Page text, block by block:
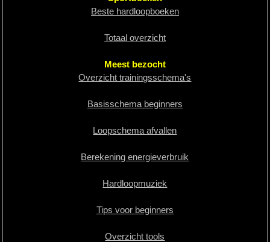
Beste hardloopboeken
Totaal overzicht
Meest bezocht
Overzicht trainingsschema's
Basisschema beginners
Loopschema afvallen
Berekening energieverbruik
Hardloopmuziek
Tips voor beginners
Overzicht tools